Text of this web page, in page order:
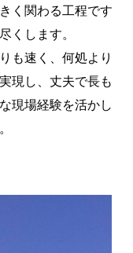
く関わる工程です
くします。
も速く、何処より
現し、丈夫で長も
現場経験を活かし